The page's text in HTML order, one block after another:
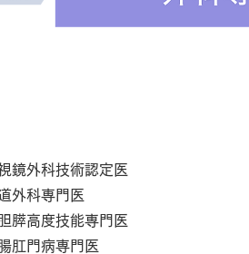
鏡外科技術認定医
外科専門医
膵高度技能専門医
肛門病専門医